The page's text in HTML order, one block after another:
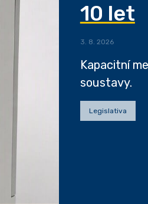
10 let
3. 8. 2026
Kapacitní
soustavy.
Legislativa